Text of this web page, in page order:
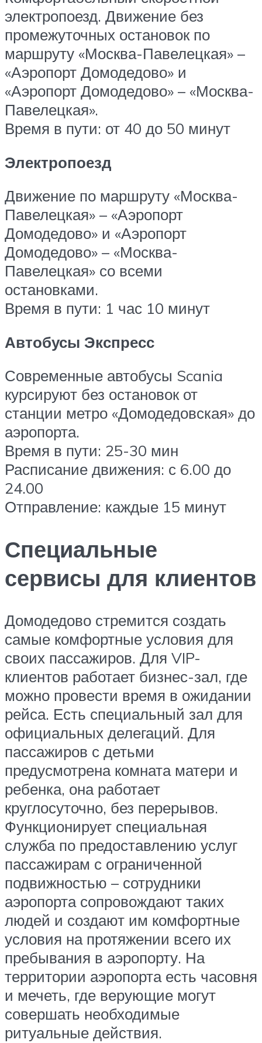
электропоезд. Движение без
промежуточных остановок по
маршруту «Москва-Павелецкая» –
«Аэропорт Домодедово» и
«Аэропорт Домодедово» – «Москва-
Павелецкая».
Время в пути: от 40 до 50 минут
Электропоезд
Движение по маршруту «Москва-
Павелецкая» – «Аэропорт
Домодедово» и «Аэропорт
Домодедово» – «Москва-
Павелецкая» со всеми
остановками.
Время в пути: 1 час 10 минут
Автобусы Экспресс
Современные автобусы Scania
курсируют без остановок от
станции метро «Домодедовская» до
аэропорта.
Время в пути: 25-30 мин
Расписание движения: с 6.00 до
24.00
Отправление: каждые 15 минут
Специальные
сервисы для клиентов
Домодедово стремится создать
самые комфортные условия для
своих пассажиров. Для VIP-
клиентов работает бизнес-зал, где
можно провести время в ожидании
рейса. Есть специальный зал для
официальных делегаций. Для
пассажиров с детьми
предусмотрена комната матери и
ребенка, она работает
круглосуточно, без перерывов.
Функционирует специальная
служба по предоставлению услуг
пассажирам с ограниченной
подвижностью – сотрудники
аэропорта сопровождают таких
людей и создают им комфортные
условия на протяжении всего их
пребывания в аэропорту. На
территории аэропорта есть часовня
и мечеть, где верующие могут
совершать необходимые
ритуальные действия.